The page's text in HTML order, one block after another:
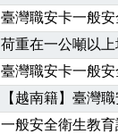
2025/10/30【進修課
2025/08/20【進修課
2025/08/12【中心公
2025/07/06 【中心公
2025/06/06【進修課
2025/05/29【進修課
臺灣職安卡一般
荷重在一公噸以
臺灣職安卡一般
【越南籍】臺灣
一般安全衛生教育